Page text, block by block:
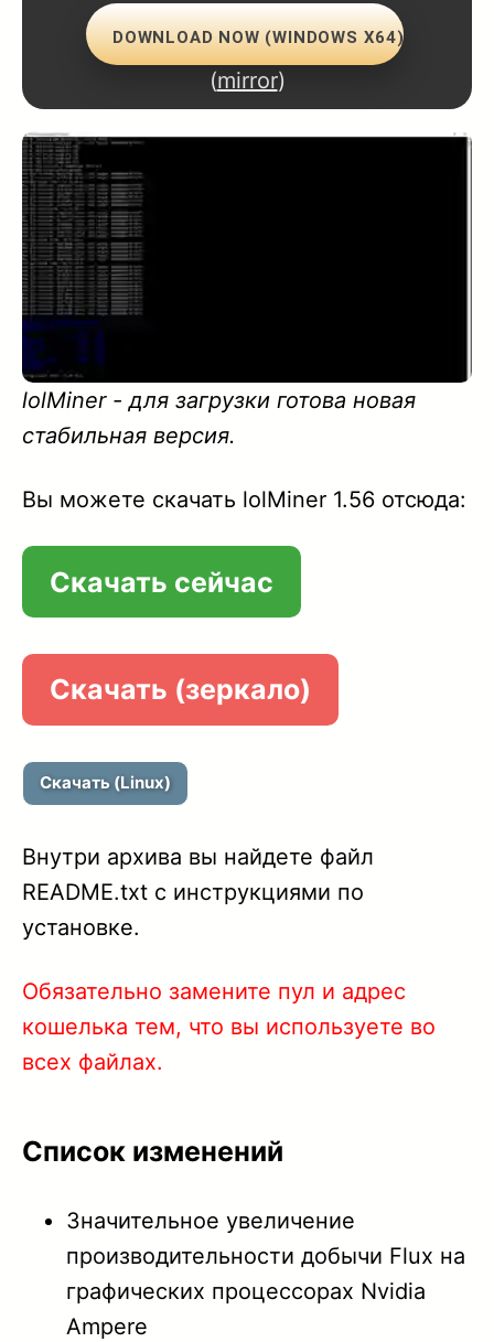
1.61
1.60
1.59A
1.57
1.56
1.55
1.53
1.52
1.51
1.50
1.48
1.46A
1.46
1.43
DOWNLOAD NOW (WINDOWS X64)
(mirror)
lolMiner - для загрузки готова новая
стабильная версия.
Вы можете скачать lolMiner 1.56 отсюда:
Скачать сейчас
Скачать (зеркало)
Скачать (Linux)
Внутри архива вы найдете файл
README.txt с инструкциями по
установке.
Обязательно замените пул и адрес
кошелька тем, что вы используете во
всех файлах.
Список изменений
Значительное увеличение
производительности добычи Flux на
графических процессорах Nvidia
Ampere